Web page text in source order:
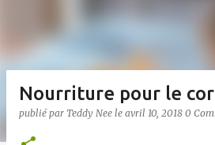
Nourriture pour le
publié par Teddy Nee le avril 10, 2018 0